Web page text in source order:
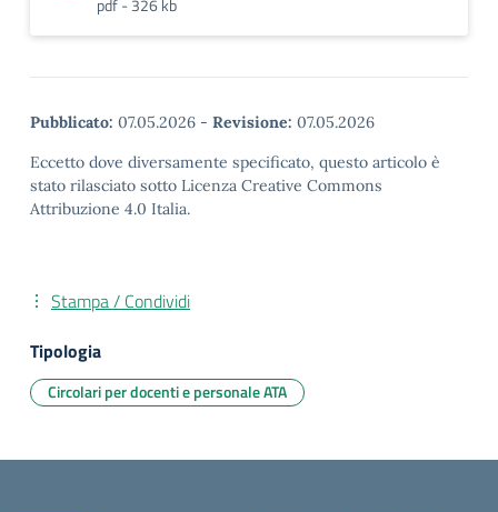
pdf - 326 kb
Pubblicato: 07.05.2026 - Revisione: 07.05.2026
Eccetto dove diversamente specificato, questo articolo è
stato rilasciato sotto Licenza Creative Commons
Attribuzione 4.0 Italia.
Stampa / Condividi
Tipologia
Circolari per docenti e personale ATA